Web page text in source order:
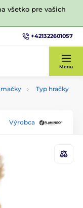
všetko pre vašich
+421322601057
Menu
mačky
Typ hračky
Výrobca